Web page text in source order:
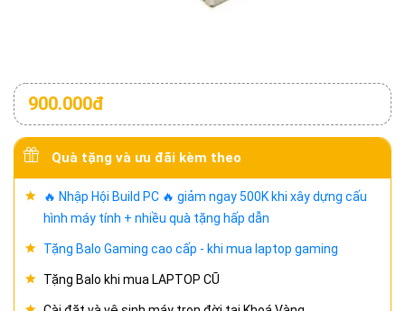
900.000đ
Quà tặng và ưu đãi kèm theo
🔥 Nhập Hội Build PC 🔥 giảm ngay 500K khi xây dựng cấu
hình máy tính + nhiều quà tặng hấp dẫn
Tặng Balo Gaming cao cấp - khi mua laptop gaming
Tặng Balo khi mua LAPTOP CŨ